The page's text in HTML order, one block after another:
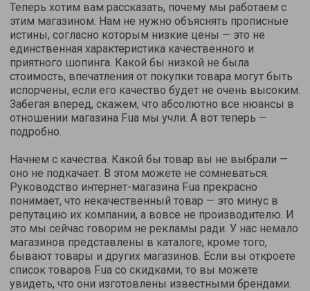
Теперь хотим вам рассказать, почему мы работаем с
этим магазином. Нам не нужно объяснять прописные
истины, согласно которым низкие цены — это не
единственная характеристика качественного и
приятного шопинга. Какой бы низкой не была
стоимость, впечатления от покупки товара могут быть
испорчены, если его качество будет не очень высоким.
Забегая вперед, скажем, что абсолютно все нюансы в
отношении магазина F.ua мы учли. А вот теперь —
подробно.
Начнем с качества. Какой бы товар вы не выбрали —
оно не подкачает. В этом можете не сомневаться.
Руководство интернет-магазина F.ua прекрасно
понимает, что некачественный товар — это минус в
репутацию их компании, а вовсе не производителю. И
это мы сейчас говорим не рекламы ради. У нас немало
магазинов представлены в каталоге, кроме того,
бывают товары и других магазинов. Если вы откроете
список товаров F.ua со скидками, то вы можете
увидеть, что они изготовлены известными брендами.